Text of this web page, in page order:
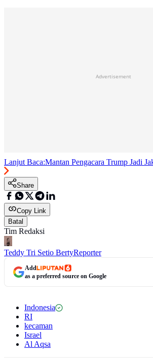
Advertisement
Lanjut Baca:Mantan Pengacara Trump Jadi
Share
Copy Link
Batal
Tim Redaksi
Teddy Tri Setio BertyReporter
Add
as a preferred source on Google
Indonesia
RI
kecaman
Israel
Al Aqsa